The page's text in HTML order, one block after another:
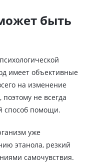
быть
имеет объективные
на изменение
не всегда
способ помощи.
уже
этанола, резкий
самочувствия.